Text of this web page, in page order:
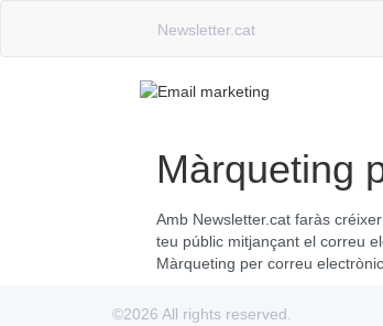
Newsletter.cat
Màrqueting
Amb Newsletter.cat faràs
teu públic mitjançant el correu
Màrqueting per correu
©2026 All rights reserved.